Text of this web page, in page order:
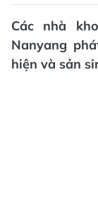
Các nhà
Nanyang
hiện và sản